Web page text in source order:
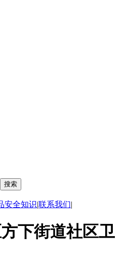
安全知识|联系我们|
下街道社区卫